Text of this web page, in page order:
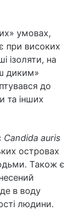
умовах,
при високих
ізоляти, на
диким»
до
та інших
Candida auris
островах
Також є
в воду
людини.